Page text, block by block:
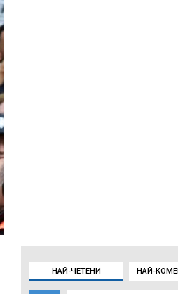
НАЙ-ЧЕТЕНИ НАЙ-